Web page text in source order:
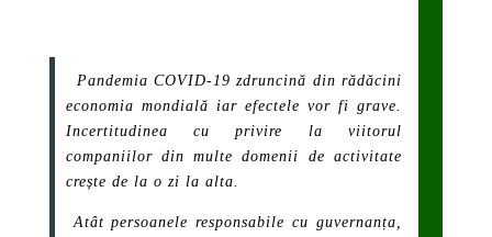
Pandemia COVID-19 zdruncină din rădăcini
economia mondială iar efectele vor fi grave.
Incertitudinea cu privire la viitorul
companiilor din multe domenii de activitate
crește de la o zi la alta.
Atât persoanele responsabile cu guvernanța,